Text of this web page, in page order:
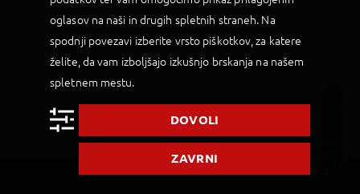
2019 © Palma d.o.o |Powered by BookiniT System|Splošni pogoji
oglasov na naši in drugih spletnih straneh. Na
spodnji povezavi izberite vrsto piškotkov, za katere
želite, da vam izboljšajo izkušnjo brskanja na našem
spletnem mestu.
DOVOLI
ZAVRNI